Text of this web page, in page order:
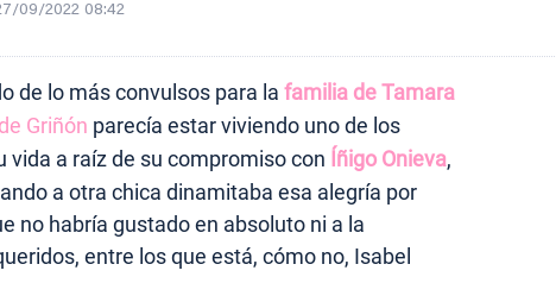
09/2022 08:42
de lo más convulsos para la familia de Tamara
Griñón parecía estar viviendo uno de los
a raíz de su compromiso con Íñigo Onieva,
a otra chica dinamitaba esa alegría por
no habría gustado en absoluto ni a la
entre los que está, cómo no, Isabel